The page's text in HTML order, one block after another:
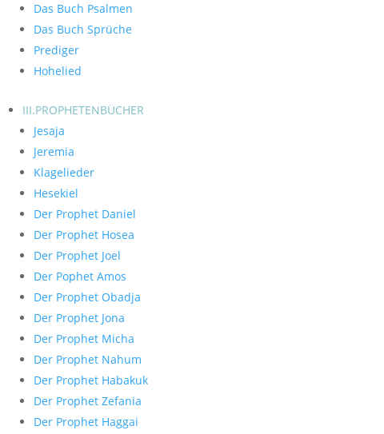
Das Buch Psalmen
Das Buch Sprüche
Prediger
Hohelied
III.PROPHETENBÜCHER
Jesaja
Jeremia
Klagelieder
Hesekiel
Der Prophet Daniel
Der Prophet Hosea
Der Prophet Joel
Der Pophet Amos
Der Prophet Obadja
Der Prophet Jona
Der Prophet Micha
Der Prophet Nahum
Der Prophet Habakuk
Der Prophet Zefania
Der Prophet Haggai